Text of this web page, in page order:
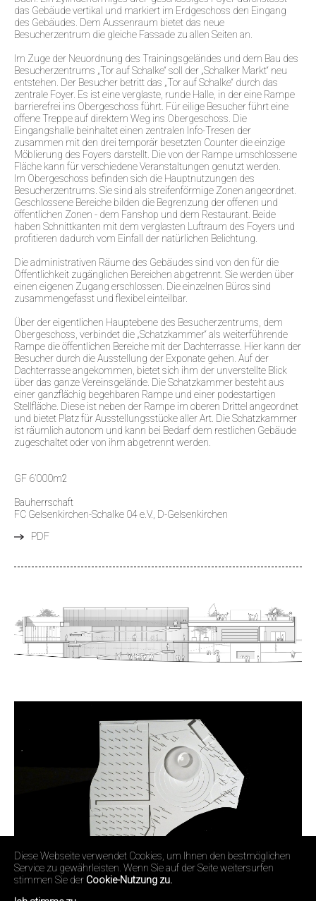
das Gebäude vertikal und markiert im Erdgeschoss den Eingang
des Gebäudes. Dem Aussenraum bietet das neue
Besucherzentrum die gleiche Fassade zu allen Seiten an.
Im Zuge der Neuordnung des Trainingsgeländes und dem Bau des
Besucherzentrums „Tor auf Schalke“ soll der „Schalker Markt“ neu
entstehen. Der Besucher betritt das „Tor auf Schalke“ durch das
zentrale Foyer. Es ist eine verglaste, runde Halle, in der eine Rampe
barrierefrei ins Obergeschoss führt. Für eilige Besucher führt eine
offene Treppe auf direktem Weg ins Obergeschoss. Die
Eingangshalle beinhaltet einen zentralen Info-Tresen der
zusammen mit den drei temporär besetzten Counter die einzige
Möblierung des Foyers darstellt. Die von der Rampe umschlossene
Fläche kann für verschiedene Veranstaltungen genutzt werden.
Im Obergeschoss befinden sich die Hauptnutzungen des
Besucherzentrums. Sie sind als streifenförmige Zonen angeordnet.
Geschlossene Bereiche bilden die Begrenzung der offenen und
öffentlichen Zonen - dem Fanshop und dem Restaurant. Beide
haben Schnittkanten mit dem verglasten Luftraum des Foyers und
profitieren dadurch vom Einfall der natürlichen Belichtung.
Die administrativen Räume des Gebäudes sind von den für die
Öffentlichkeit zugänglichen Bereichen abgetrennt. Sie werden über
einen eigenen Zugang erschlossen. Die einzelnen Büros sind
zusammengefasst und flexibel einteilbar.
Über der eigentlichen Hauptebene des Besucherzentrums, dem
Obergeschoss, verbindet die „Schatzkammer“ als weiterführende
Rampe die öffentlichen Bereiche mit der Dachterrasse. Hier kann der
Besucher durch die Ausstellung der Exponate gehen. Auf der
Dachterrasse angekommen, bietet sich ihm der unverstellte Blick
über das ganze Vereinsgelände. Die Schatzkammer besteht aus
einer ganzflächig begehbaren Rampe und einer podestartigen
Stellfläche. Diese ist neben der Rampe im oberen Drittel angeordnet
und bietet Platz für Ausstellungsstücke aller Art. Die Schatzkammer
ist räumlich autonom und kann bei Bedarf dem restlichen Gebäude
zugeschaltet oder von ihm abgetrennt werden.
GF 6’000m2
Bauherrschaft
FC Gelsenkirchen-Schalke 04 e.V., D-Gelsenkirchen
PDF
Diese Webseite verwendet Cookies, um Ihnen den bestmöglichen
Service zu gewährleisten. Wenn Sie auf der Seite weitersurfen
stimmen Sie der Cookie-Nutzung zu.